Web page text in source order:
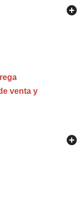
venta y